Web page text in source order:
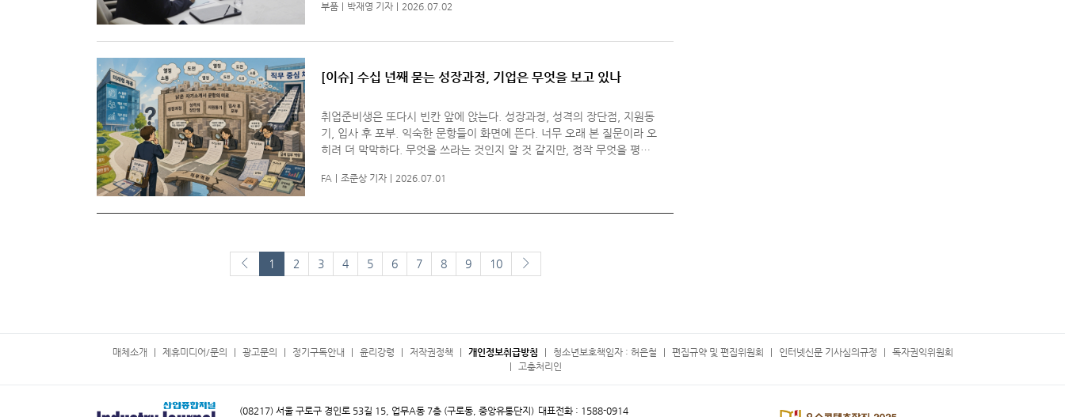
과 비교해 상
부품 박재영 기자 2026.07.02
[이슈] 수십 년째 묻는 성장과정, 기업은 무엇을 보고 있나
취업준비생은 또다시 빈칸 앞에 앉는다. 성장과정, 성격의 장단점, 지원동
기, 입사 후 포부. 익숙한 문항들이 화면에 뜬다. 너무 오래 본 질문이라 오
히려 더 막막하다. 무엇을 쓰라는 것인지 알 것 같지만, 정작 무엇을 평가
FA 조준상 기자 2026.07.01
이전페이지
1 2 3 4 5 6 7 8 9 10
매체소개 제휴미디어/문의 광고문의 정기구독안내 윤리강령 저작권정책 개인정보취급방침 청소년보호책임자 : 허은철 편집규약 및 편집위원회 인터넷신문 기사심의규정
독자권익위원회
고충처리인
(08217) 서울 구로구 경인로 53길 15, 업무A동 7층 (구로동, 중앙유통단지) 대표전화 : 1588-0914